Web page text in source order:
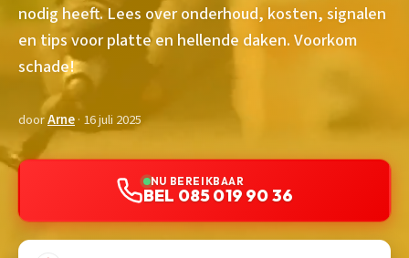
nodig heeft. Lees over onderhoud, kosten, signalen
en tips voor platte en hellende daken. Voorkom
schade!
doorArne· 16 juli 2025
NU BEREIKBAAR
BEL 085 019 90 36